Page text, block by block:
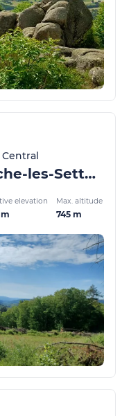
Central
Etape 4 - Montsauche-les-Settons / Anost - GMTC Gravel
elevation
m
Max. altitude
745 m